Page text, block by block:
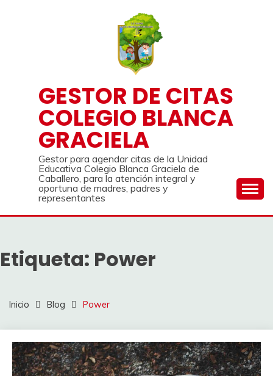
GESTOR DE CITAS
COLEGIO BLANCA
GRACIELA
Gestor para agendar citas de la Unidad
Educativa Colegio Blanca Graciela de
Caballero, para la atención integral y
oportuna de madres, padres y
representantes
Etiqueta: Power
Inicio Blog Power